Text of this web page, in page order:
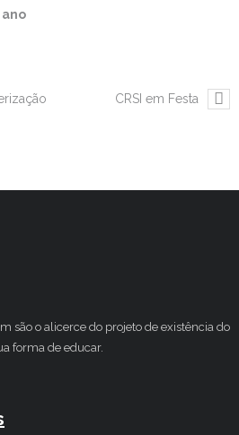
ano
CRSI em Festa
são o alicerce do projeto de existência do
forma de educar.